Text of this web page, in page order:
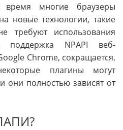
многие браузеры
новые технологии, такие
требуют использования
поддержка NPAPI веб-
Chrome, сокращается,
плагины могут
они полностью зависят от